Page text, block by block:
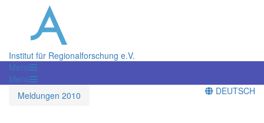
Institut für Regionalforschung e.V.
Menü
Menü
Meldungen 2010
DEUTSCH